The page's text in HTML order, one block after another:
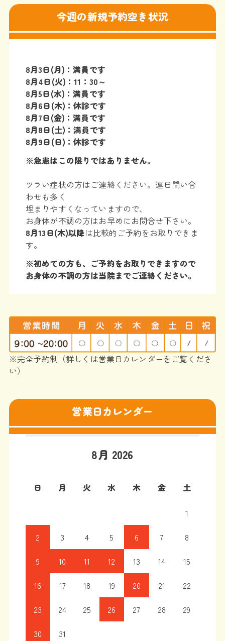
今週の新規予約空き状況
8月3日(月)：満員です
8月4日(火)：11：30～
8月5日(水)：満員です
8月6日(木)：休診です
8月7日(金)：満員です
8月8日(土)：満員です
8月9日(日)：休診です
※急患はこの限りではありません。
ツラい症状の方はご連絡ください。連日問い合
わせも多く
埋まりやすくなっていますので、
お身体が不調の方はお早めにお問合せ下さい。
8月13日(木)以降は比較的ご予約をお取りできま
す。
※初めての方も、ご予約をお取りできますので
お身体の不調の方は当院までご連絡ください。
※完全予約制（詳しくは営業日カレンダーをご覧くださ
い）
営業日カレンダー
8月 2026
日 月 火 水 木 金 土
1
2
3 4 5 6 7
8
9
10 11 12 13 14
15
16
17 18 19 20 21
22
23
24 25 26 27 28
29
30
31